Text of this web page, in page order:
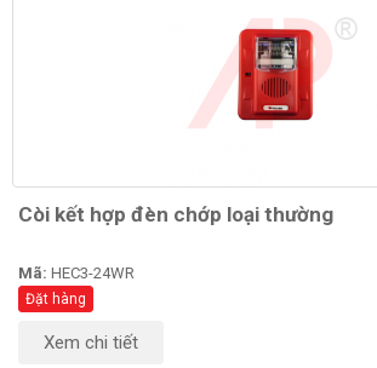
Còi kết hợp đèn chớp loại thường
Mã: HEC3-24WR
Đặt hàng
Xem chi tiết